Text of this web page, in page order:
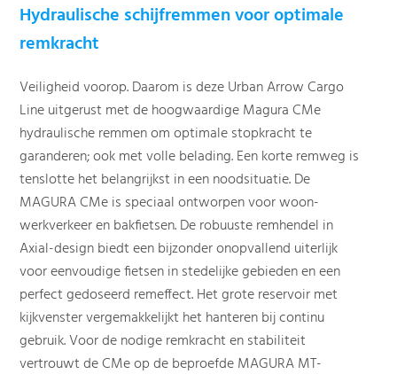
Hydraulische schijfremmen voor optimale
remkracht
Veiligheid voorop. Daarom is deze Urban Arrow Cargo
Line uitgerust met de hoogwaardige Magura CMe
hydraulische remmen om optimale stopkracht te
garanderen; ook met volle belading. Een korte remweg is
tenslotte het belangrijkst in een noodsituatie. De
MAGURA CMe is speciaal ontworpen voor woon-
werkverkeer en bakfietsen. De robuuste remhendel in
Axial-design biedt een bijzonder onopvallend uiterlijk
voor eenvoudige fietsen in stedelijke gebieden en een
perfect gedoseerd remeffect. Het grote reservoir met
kijkvenster vergemakkelijkt het hanteren bij continu
gebruik. Voor de nodige remkracht en stabiliteit
vertrouwt de CMe op de beproefde MAGURA MT-